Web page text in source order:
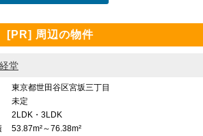
[PR] 周辺の物件
堂
東京都世田谷区宮坂三丁目
未定
2LDK・3LDK
53.87m²～76.38m²